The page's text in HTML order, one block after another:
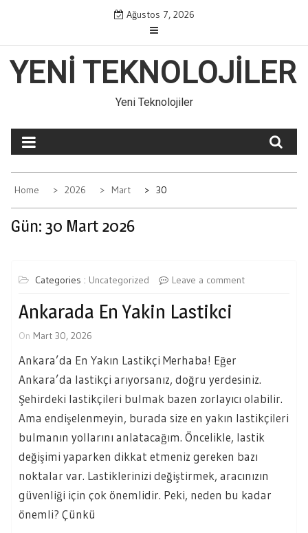
Ağustos 7, 2026
YENI TEKNOLOJILER
Yeni Teknolojiler
Home 2026 Mart 30
Gün: 30 Mart 2026
Categories : Uncategorized Leave a comment
Ankarada En Yakin Lastikci
On Mart 30, 2026
Ankara’da En Yakın Lastikçi Merhaba! Eğer
Ankara’da lastikçi arıyorsanız, doğru yerdesiniz.
Şehirdeki lastikçileri bulmak bazen zorlayıcı olabilir.
Ama endişelenmeyin, burada size en yakın lastikçileri
bulmanın yollarını anlatacağım. Öncelikle, lastik
değişimi yaparken dikkat etmeniz gereken bazı
noktalar var. Lastiklerinizi değiştirmek, aracınızın
güvenliği için çok önemlidir. Peki, neden bu kadar
önemli? Çünkü